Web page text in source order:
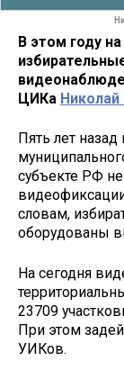
В этом году
ЦИКа Николай
Пять лет
субъекте РФ
словам,
оборудованы
На сегодня
23709
При этом
УИКов.